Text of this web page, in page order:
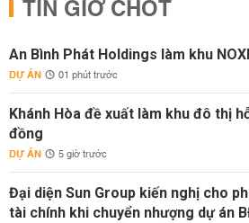
TIN GIỜ CHÓT
An Bình Phát Holdings làm khu
DỰ ÁN 01 phút trước
Khánh Hòa đề xuất làm khu đô thị
đồng
DỰ ÁN 5 giờ trước
Đại diện Sun Group kiến nghị cho
tài chính khi chuyển nhượng dự án